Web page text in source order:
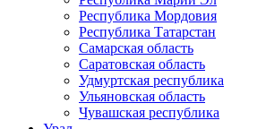
Республика Мордовия
Республика Татарстан
Самарская область
Саратовская область
Удмуртская республика
Ульяновская область
Чувашская республика